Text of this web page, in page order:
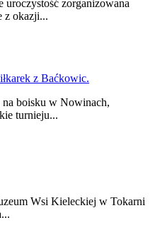
uroczystość zorganizowana
z okazji...
z Baćkowic.
boisku w Nowinach,
turnieju...
Wsi Kieleckiej w Tokarni